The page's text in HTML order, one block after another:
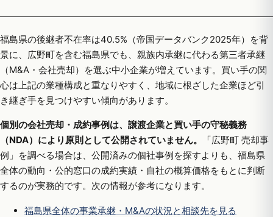
福島県の後継者不在率は40.5%（帝国データバンク2025年）を背
景に、広野町を含む福島県でも、親族内承継に代わる第三者承継
（M&A・会社売却）を選ぶ中小企業が増えています。買い手の関
心は上記の業種構成と重なりやすく、地域に根ざした企業ほど引
き継ぎ手を見つけやすい傾向があります。
個別の会社売却・成約事例は、譲渡企業と買い手の守秘義務
（NDA）により原則として公開されていません。
「広野町 売却事
例」を調べる場合は、公開済みの個社事例を探すよりも、福島県
全体の動向・公的窓口の成約実績・自社の概算価格をもとに判断
するのが実務的です。次の情報が参考になります。
福島県全体の事業承継・M&Aの状況と相談先を見る